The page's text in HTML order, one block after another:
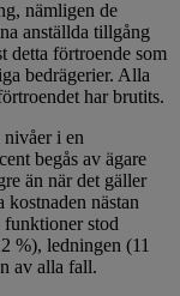
nämligen de
anställda tillgång
detta förtroende som
bedrägerier. Alla
har brutits.
nivåer i en
begås av ägare
än när det gäller
kostnaden nästan
stod
%), ledningen (11
av alla fall.